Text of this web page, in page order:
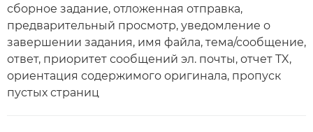
сборное задание, отложенная отправка,
предварительный просмотр, уведомление о
завершении задания, имя файла, тема/сообщение,
ответ, приоритет сообщений эл. почты, отчет TX,
ориентация содержимого оригинала, пропуск
пустых страниц